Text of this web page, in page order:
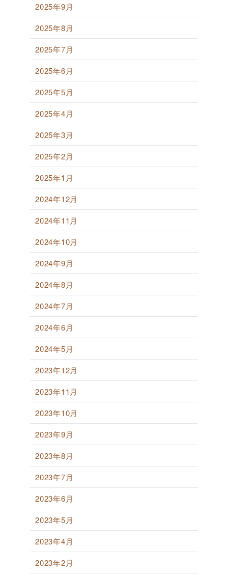
2025年9月
2025年8月
2025年7月
2025年6月
2025年5月
2025年4月
2025年3月
2025年2月
2025年1月
2024年12月
2024年11月
2024年10月
2024年9月
2024年8月
2024年7月
2024年6月
2024年5月
2023年12月
2023年11月
2023年10月
2023年9月
2023年8月
2023年7月
2023年6月
2023年5月
2023年4月
2023年2月